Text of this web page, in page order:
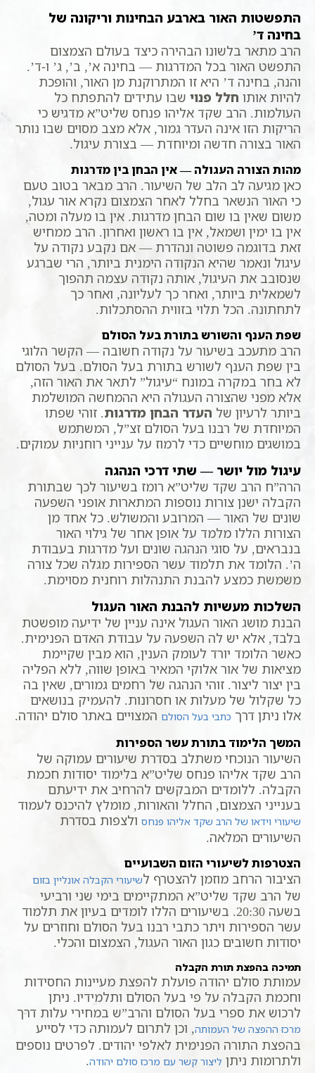
התפשטות האור בארבע הבחינות וריקונה של
בחינה ד’
הרב מתאר בלשונו הבהירה כיצד בעולם הצמצום
התפשט האור בכל המדרגות — בחינה א’, ב’, ג’ ו-ד’.
והנה, בחינה ד’ היא זו המתרוקנת מן האור, והופכת
להיות אותו חלל פנוי שבו עתידים להתפתח כל
העולמות. הרב שקד אליהו פנחס שליט”א מדגיש כי
הריקות הזו אינה העדר גמור, אלא מצב מסוים שבו נותר
האור בצורה חדשה ומיוחדת — בצורת עיגול.
מהות הצורה העגולה — אין הבחן בין מדרגות
כאן מגיעה לב הלב של השיעור. הרב מבאר בטוב טעם
כי האור הנשאר בחלל לאחר הצמצום נקרא אור עגול,
משום שאין בו שום הבחן מדרגות. אין בו מעלה ומטה,
אין בו ימין ושמאל, אין בו ראשון ואחרון. הרב ממחיש
זאת בדוגמה פשוטה ונהדרת — אם נקבע נקודה על
עיגול ונאמר שהיא הנקודה הימנית ביותר, הרי שברגע
שנסובב את העיגול, אותה נקודה עצמה תהפוך
לשמאלית ביותר, ואחר כך לעליונה, ואחר כך
לתחתונה. הכל תלוי בזווית ההסתכלות.
שפת הענף והשורש בתורת בעל הסולם
הרב מתעכב בשיעור על נקודה חשובה — הקשר הלוגי
בין שפת הענף לשורש בתורת בעל הסולם. בעל הסולם
לא בחר במקרה במונח “עיגול” לתאר את האור הזה,
אלא מפני שהצורה העגולה היא ההמחשה המושלמת
ביותר לרעיון של העדר הבחן מדרגות. זוהי שפתו
המיוחדת של רבנו בעל הסולם זצ”ל, המשתמש
במושגים מוחשיים כדי לרמוז על ענייני רוחניות עמוקים.
עיגול מול יושר — שתי דרכי הנהגה
הרה”ח הרב שקד שליט”א רומז בשיעור לכך שבתורת
הקבלה ישנן צורות נוספות המתארות אופני השפעה
שונים של האור — המרובע והמשולש. כל אחד מן
הצורות הללו מלמד על אופן אחר של גילוי האור
בנבראים, על סוגי הנהגה שונים ועל מדרגות בעבודת
ה’. הלומד את תלמוד עשר הספירות מגלה שכל צורה
משמשת כמצע להבנת התנהלות רוחנית מסוימת.
השלכות מעשיות להבנת האור העגול
הבנת מושג האור העגול אינה עניין של ידיעה מופשטת
בלבד, אלא יש לה השפעה על עבודת האדם הפנימית.
כאשר הלומד יורד לעומק הענין, הוא מבין שקיימת
מציאות של אור אלוקי המאיר באופן שווה, ללא הפליה
בין יצור ליצור. זוהי הנהגה של רחמים גמורים, שאין בה
כל שקלול של מעלות או חסרונות. להעמיק בנושאים
אלו ניתן דרך כתבי בעל הסולם המצויים באתר סולם יהודה.
המשך הלימוד בתורת עשר הספירות
השיעור הנוכחי משתלב בסדרת שיעורים עמוקה של
הרב שקד אליהו פנחס שליט”א בלימוד יסודות חכמת
הקבלה. ללומדים המבקשים להרחיב את ידיעתם
בענייני הצמצום, החלל והאורות, מומלץ להיכנס לעמוד
שיעורי וידאו של הרב שקד אליהו פנחס ולצפות בסדרת
השיעורים המלאה.
הצטרפות לשיעורי הזום השבועיים
הציבור הרחב מוזמן להצטרף לשיעורי הקבלה אונליין בזום
של הרב שקד שליט”א המתקיימים בימי שני ורביעי
בשעה 20:30. בשיעורים הללו לומדים בעיון את תלמוד
עשר הספירות ויתר כתבי רבנו בעל הסולם וחוזרים על
יסודות חשובים כגון האור העגול, הצמצום והכלי.
תמיכה בהפצת תורת הקבלה
עמותת סולם יהודה פועלת להפצת מעיינות החסידות
וחכמת הקבלה על פי בעל הסולם ותלמידיו. ניתן
לרכוש את ספרי בעל הסולם והרב”ש במחירי עלות דרך
מרכז ההפצה של העמותה, וכן לתרום לעמותה כדי לסייע
בהפצת התורה הפנימית לאלפי יהודים. לפרטים נוספים
ולתרומות ניתן ליצור קשר עם מרכז סולם יהודה.